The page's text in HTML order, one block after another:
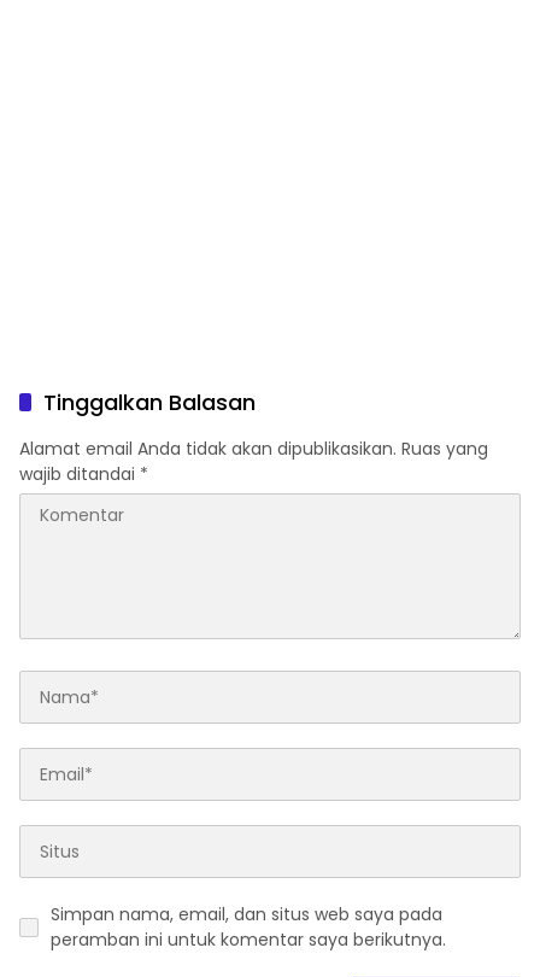
Tinggalkan Balasan
Alamat email Anda tidak akan dipublikasikan. Ruas yang
wajib ditandai *
Simpan nama, email, dan situs web saya pada
peramban ini untuk komentar saya berikutnya.